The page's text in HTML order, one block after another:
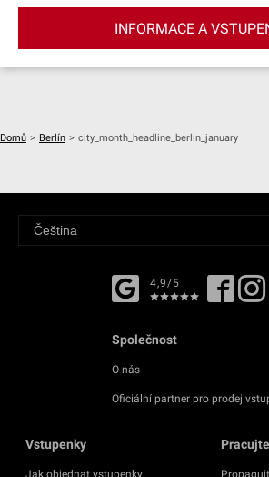
INFORMACE A
Domů > Berlín > city_month_headline_berlin_january
4,9/5
Společnost
O nás
Oficiální partner pro prodej
Vstupenky
Jak objednat vstupenky